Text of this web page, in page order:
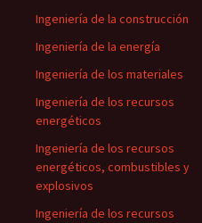
Ingeniería de la construcción
Ingeniería de la energía
Ingeniería de los materiales
Ingeniería de los recursos
energéticos
Ingeniería de los recursos
energéticos, combustibles y
explosivos
Ingeniería de los recursos